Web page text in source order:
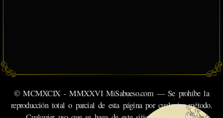
© MCMXCIX - MMXXVI MiSabueso.com — Se prohíbe la
reproducción total o parcial de esta página por cualquier método.